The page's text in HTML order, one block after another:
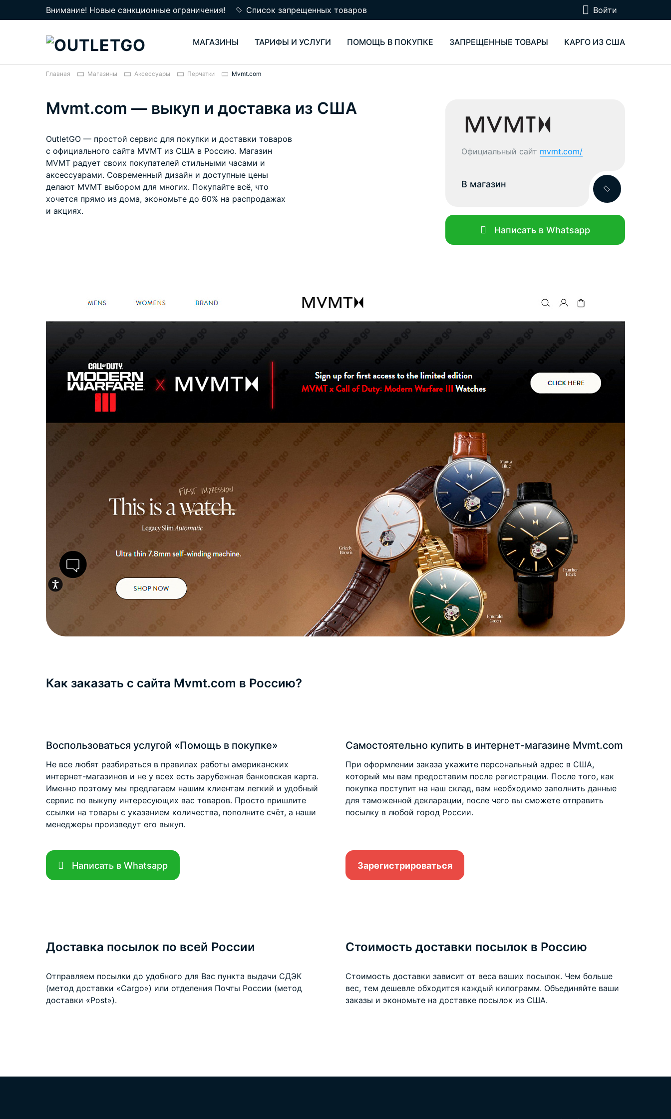
Внимание! Новые санкционные ограничения! Список запрещенных товаров Войти
МАГАЗИНЫ ТАРИФЫ И УСЛУГИ ПОМОЩЬ В ПОКУПКЕ ЗАПРЕЩЕННЫЕ ТОВАРЫ КАРГО ИЗ США
Главная Магазины Аксессуары Перчатки Mvmt.com
Mvmt.com — выкуп и доставка из США
OutletGO — простой сервис для покупки и доставки товаров
с официального сайта MVMT из США в Россию. Магазин
MVMT радует своих покупателей стильными часами и
аксессуарами. Современный дизайн и доступные цены
делают MVMT выбором для многих. Покупайте всё, что
хочется прямо из дома, экономьте до 60% на распродажах
и акциях.
Официальный сайт mvmt.com/
В магазин
Написать в Whatsapp
Как заказать с сайта Mvmt.com в Россию?
Воспользоваться услугой «Помощь в покупке»
Не все любят разбираться в правилах работы американских
интернет-магазинов и не у всех есть зарубежная банковская карта.
Именно поэтому мы предлагаем нашим клиентам легкий и удобный
сервис по выкупу интересующих вас товаров. Просто пришлите
ссылки на товары с указанием количества, пополните счёт, а наши
менеджеры произведут его выкуп.
Написать в Whatsapp
Самостоятельно купить в интернет-магазине Mvmt.com
При оформлении заказа укажите персональный адрес в США,
который мы вам предоставим после регистрации. После того, как
покупка поступит на наш склад, вам необходимо заполнить данные
для таможенной декларации, после чего вы сможете отправить
посылку в любой город России.
Зарегистрироваться
Доставка посылок по всей России
Отправляем посылки до удобного для Вас пункта выдачи СДЭК
(метод доставки «Cargo») или отделения Почты России (метод
доставки «Post»).
Стоимость доставки посылок в Россию
Стоимость доставки зависит от веса ваших посылок. Чем больше
вес, тем дешевле обходится каждый килограмм. Объединяйте ваши
заказы и экономьте на доставке посылок из США.